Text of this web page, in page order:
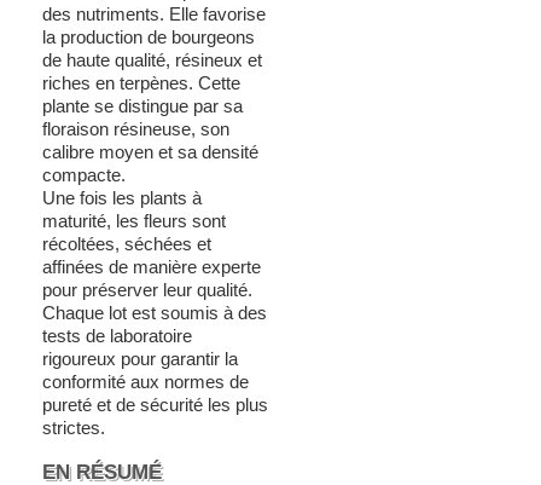
des nutriments. Elle favorise
la production de bourgeons
de haute qualité, résineux et
riches en terpènes. Cette
plante se distingue par sa
floraison résineuse, son
calibre moyen et sa densité
compacte.
Une fois les plants à
maturité, les fleurs sont
récoltées, séchées et
affinées de manière experte
pour préserver leur qualité.
Chaque lot est soumis à des
tests de laboratoire
rigoureux pour garantir la
conformité aux normes de
pureté et de sécurité les plus
strictes.
EN RÉSUMÉ